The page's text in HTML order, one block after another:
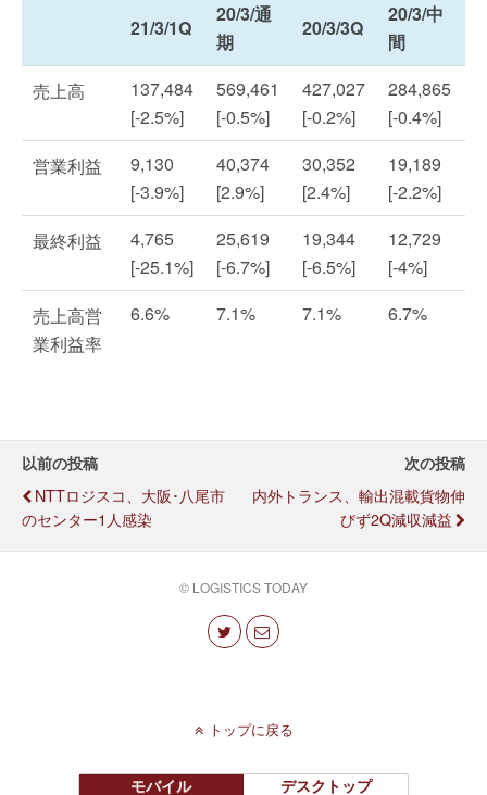
21/3/1Q
20/3/通
期
20/3/3Q
20/3/中
間
売上高
137,484
[-2.5%]
569,461
[-0.5%]
427,027
[-0.2%]
284,865
[-0.4%]
営業利益
9,130
[-3.9%]
40,374
[2.9%]
30,352
[2.4%]
19,189
[-2.2%]
最終利益
4,765
[-25.1%]
25,619
[-6.7%]
19,344
[-6.5%]
12,729
[-4%]
売上高営
業利益率
6.6% 7.1% 7.1% 6.7%
以前の投稿
NTTロジスコ、大阪･八尾市
のセンター1人感染
次の投稿
内外トランス、輸出混載貨物伸
びず2Q減収減益
© LOGISTICS TODAY
トップに戻る
モバイル デスクトップ